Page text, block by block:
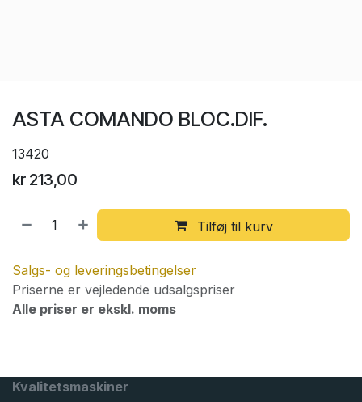
ASTA COMANDO BLOC.DIF.
13420
kr 213,00
Tilføj til kurv
Salgs- og leveringsbetingelser
Priserne er vejledende udsalgspriser
Alle priser er ekskl. moms
Kvalitetsmaskiner